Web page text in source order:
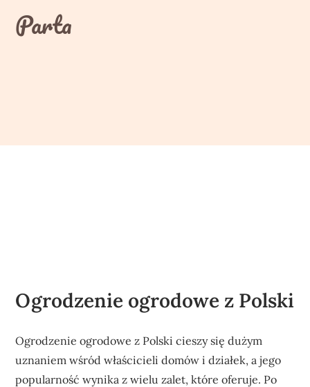
contentParta
Ogrodzenie ogrodowe z Polski
Ogrodzenie ogrodowe z Polski cieszy się dużym
uznaniem wśród właścicieli domów i działek, a jego
popularność wynika z wielu zalet, które oferuje. Po